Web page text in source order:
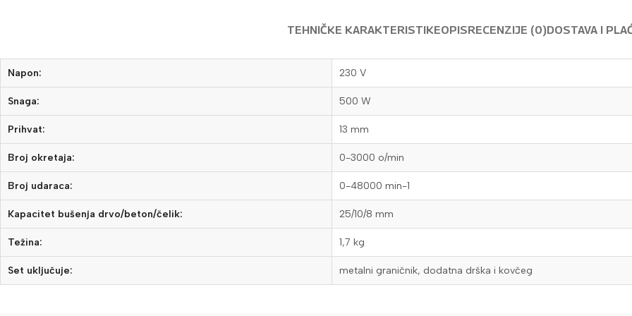
TEHNIČKE KARAKTERISTIKEOPISRECENZIJE (0)DOSTAVA I
Napon: 230 V
Snaga: 500 W
Prihvat: 13 mm
Broj okretaja: 0-3000 o/min
Broj udaraca: 0-48000 min-1
Kapacitet bušenja drvo/beton/čelik: 25/10/8 mm
Težina: 1,7 kg
Set uključuje: metalni graničnik, dodatna drška i kovčeg